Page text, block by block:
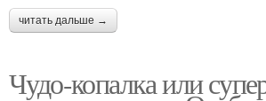
читать дальше →
Чудо-копалка или